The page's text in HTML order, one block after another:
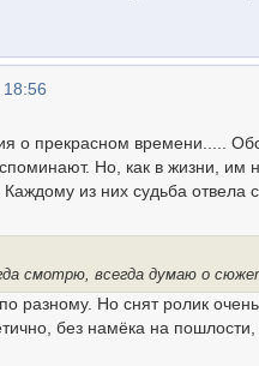
о прекрасном времени.....
Но, как в жизни, им
из них судьба отвела
смотрю, всегда думаю о
разному. Но снят ролик
без намёка на